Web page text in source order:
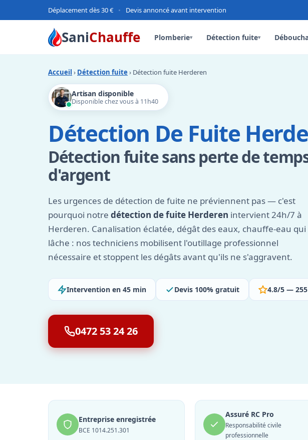
Déplacement dès 30 € • Devis annoncé avant intervention
SaniChauffe Plomberie▾ Détection fuite▾
Accueil › Détection fuite › Détection fuite Herderen
Artisan disponible
Disponible chez vous à 11h40
Détection De Fuite
Détection fuite sans perte de
d'argent
Les urgences de détection de fuite ne préviennent pas — c'est
pourquoi notre détection de fuite Herderen intervient 24h/7 à
Herderen. Canalisation éclatée, dégât des eaux, chauffe-eau qui
lâche : nos techniciens mobilisent l'outillage professionnel
nécessaire et stoppent les dégâts avant qu'ils ne s'aggravent.
Intervention en 45 min Devis 100% gratuit 4.8/5 —
0472 53 24 26
Entreprise enregistrée
BCE 1014.251.301
Assuré RC Pro
Responsabilité civile
professionnelle